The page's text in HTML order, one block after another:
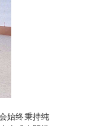
始终秉持纯